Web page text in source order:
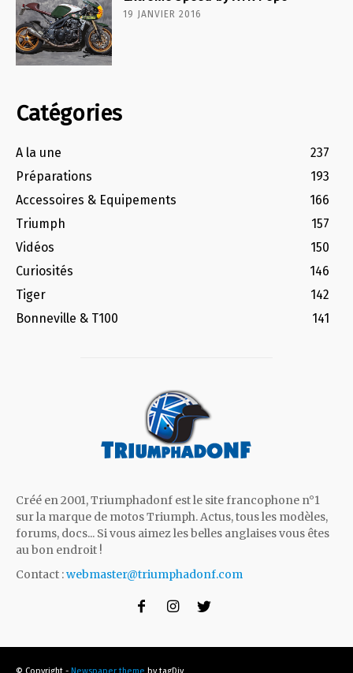
19 JANVIER 2016
Catégories
A la une
237
Préparations
193
Accessoires & Equipements
166
Triumph
157
Vidéos
150
Curiosités
146
Tiger
142
Bonneville & T100
141
Créé en 2001, Triumphadonf est le site francophone n°1
sur la marque de motos Triumph. Actus, tous les modèles,
forums, docs... Si vous aimez les belles anglaises vous êtes
au bon endroit !
Contact :webmaster@triumphadonf.com